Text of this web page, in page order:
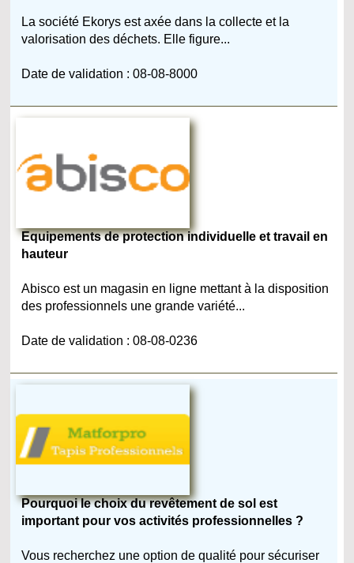
La société Ekorys est axée dans la collecte et la
valorisation des déchets. Elle figure...
Date de validation : 08-08-8000
Equipements de protection individuelle et travail en
hauteur
Abisco est un magasin en ligne mettant à la disposition
des professionnels une grande variété...
Date de validation : 08-08-0236
Pourquoi le choix du revêtement de sol est
important pour vos activités professionnelles ?
Vous recherchez une option de qualité pour sécuriser